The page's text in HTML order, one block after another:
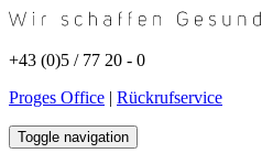
+43 (0)5 / 77 20 - 0
Proges Office | Rückrufservice
Toggle navigation